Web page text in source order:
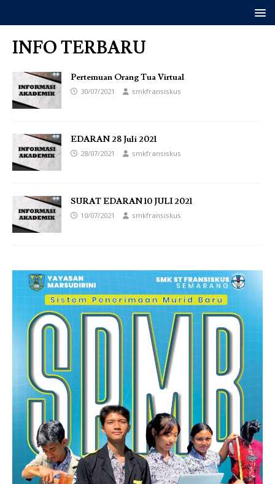
INFO TERBARU
Pertemuan Orang Tua Virtual
30/07/2021 smkfransiskus
EDARAN 28 Juli 2021
28/07/2021 smkfransiskus
SURAT EDARAN 10 JULI 2021
10/07/2021 smkfransiskus